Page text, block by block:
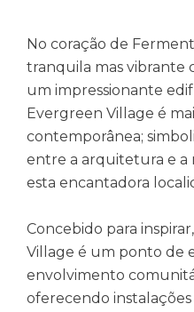
No coração de
tranquila mas vibrante
um impressionante
Evergreen Village é
contemporânea;
entre a arquitetura e
esta encantadora
Concebido para
Village é um ponto de
envolvimento
oferecendo